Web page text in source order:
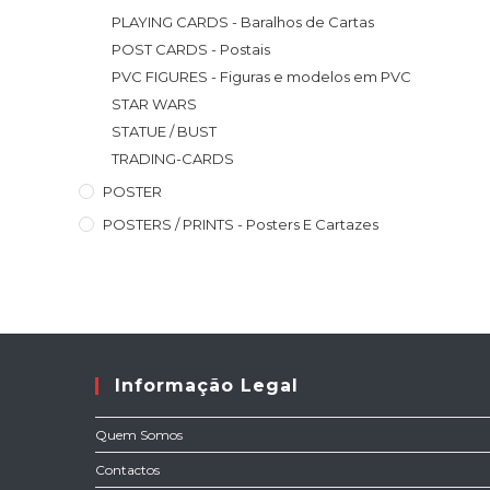
PLAYING CARDS - Baralhos de Cartas
POST CARDS - Postais
PVC FIGURES - Figuras e modelos em PVC
STAR WARS
STATUE / BUST
TRADING-CARDS
POSTER
POSTERS / PRINTS - Posters E Cartazes
Informação Legal
Quem Somos
Contactos